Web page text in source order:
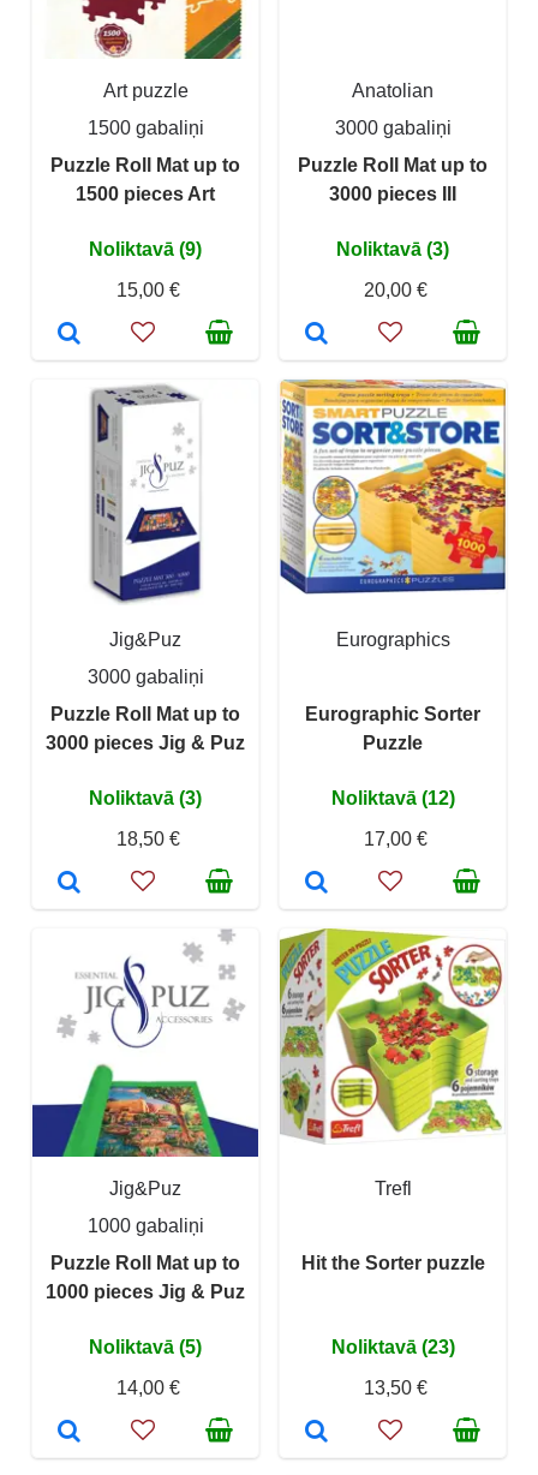
Art puzzle
1500 gabaliņi
Puzzle Roll Mat up to
1500 pieces Art
Noliktavā (9)
15,00 €
Anatolian
3000 gabaliņi
Puzzle Roll Mat up to
3000 pieces III
Noliktavā (3)
20,00 €
Jig&Puz
3000 gabaliņi
Puzzle Roll Mat up to
3000 pieces Jig & Puz
Noliktavā (3)
18,50 €
Eurographics
Eurographic Sorter
Puzzle
Noliktavā (12)
17,00 €
Jig&Puz
1000 gabaliņi
Puzzle Roll Mat up to
1000 pieces Jig & Puz
Noliktavā (5)
14,00 €
Trefl
Hit the Sorter puzzle
Noliktavā (23)
13,50 €